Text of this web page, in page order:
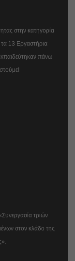
στην κατηγορία
τα 13 Εργαστήρια
πάνω
τριών
στον κλάδο της